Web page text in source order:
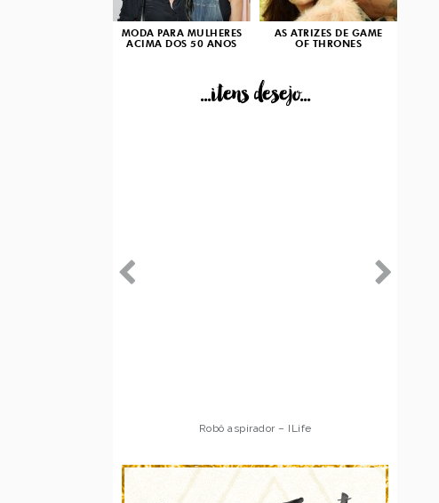
MODA PARA MULHERES
ACIMA DOS 50 ANOS
AS ATRIZES DE GAME
OF THRONES
...itens desejo...
Robô aspirador – ILife